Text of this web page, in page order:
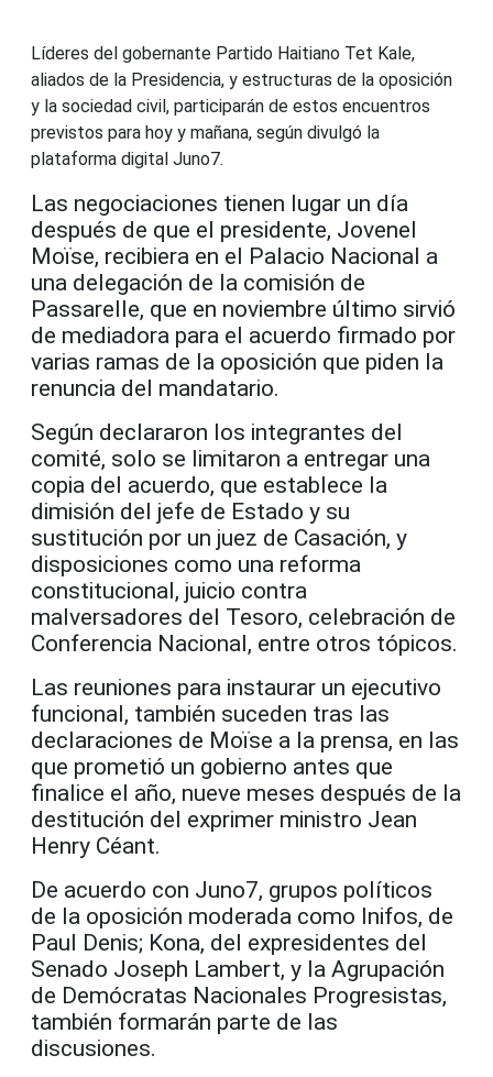
Líderes del gobernante Partido Haitiano Tet Kale,
aliados de la Presidencia, y estructuras de la oposición
y la sociedad civil, participarán de estos encuentros
previstos para hoy y mañana, según divulgó la
plataforma digital Juno7.
Las negociaciones tienen lugar un día
después de que el presidente, Jovenel
Moïse, recibiera en el Palacio Nacional a
una delegación de la comisión de
Passarelle, que en noviembre último sirvió
de mediadora para el acuerdo firmado por
varias ramas de la oposición que piden la
renuncia del mandatario.
Según declararon los integrantes del
comité, solo se limitaron a entregar una
copia del acuerdo, que establece la
dimisión del jefe de Estado y su
sustitución por un juez de Casación, y
disposiciones como una reforma
constitucional, juicio contra
malversadores del Tesoro, celebración de
Conferencia Nacional, entre otros tópicos.
Las reuniones para instaurar un ejecutivo
funcional, también suceden tras las
declaraciones de Moïse a la prensa, en las
que prometió un gobierno antes que
finalice el año, nueve meses después de la
destitución del exprimer ministro Jean
Henry Céant.
De acuerdo con Juno7, grupos políticos
de la oposición moderada como Inifos, de
Paul Denis; Kona, del expresidentes del
Senado Joseph Lambert, y la Agrupación
de Demócratas Nacionales Progresistas,
también formarán parte de las
discusiones.